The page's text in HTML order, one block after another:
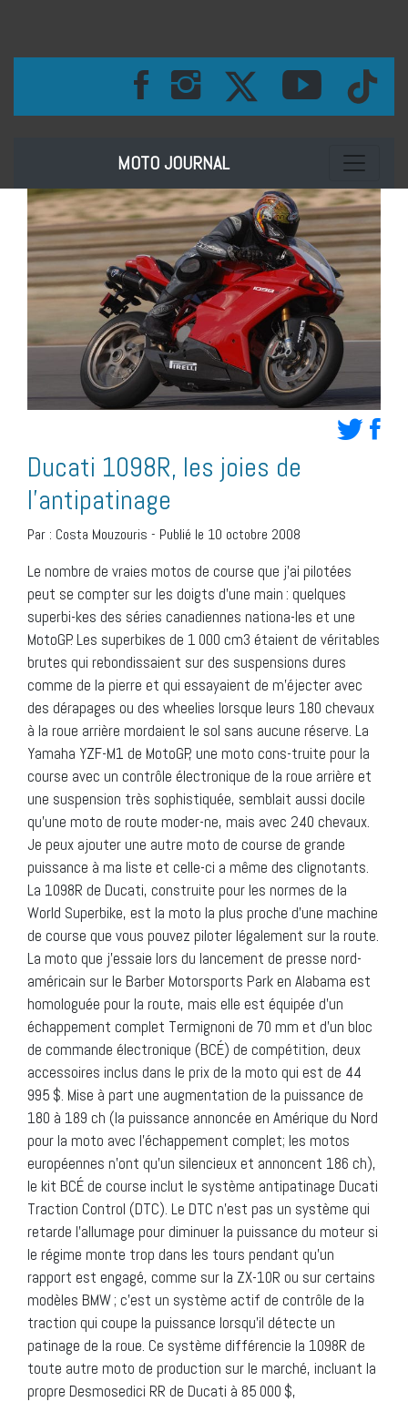
MOTO JOURNAL Toggle
Ducati 1098R, les joies de
l’antipatinage
Par : Costa Mouzouris - Publié le 10 octobre 2008
Le nombre de vraies motos de course que j’ai pilotées
peut se compter sur les doigts d’une main : quelques
superbi-kes des séries canadiennes nationa-les et une
MotoGP. Les superbikes de 1 000 cm3 étaient de véritables
brutes qui rebondissaient sur des suspensions dures
comme de la pierre et qui essayaient de m’éjecter avec
des dérapages ou des wheelies lorsque leurs 180 chevaux
à la roue arrière mordaient le sol sans aucune réserve. La
Yamaha YZF-M1 de MotoGP, une moto cons-truite pour la
course avec un contrôle électronique de la roue arrière et
une suspension très sophistiquée, semblait aussi docile
qu’une moto de route moder-ne, mais avec 240 chevaux.
Je peux ajouter une autre moto de course de grande
puissance à ma liste et celle-ci a même des clignotants.
La 1098R de Ducati, construite pour les normes de la
World Superbike, est la moto la plus proche d’une machine
de course que vous pouvez piloter légalement sur la route.
La moto que j’essaie lors du lancement de presse nord-
américain sur le Barber Motorsports Park en Alabama est
homologuée pour la route, mais elle est équipée d’un
échappement complet Termignoni de 70 mm et d’un bloc
de commande électronique (BCÉ) de compétition, deux
accessoires inclus dans le prix de la moto qui est de 44
995 $. Mise à part une augmentation de la puissance de
180 à 189 ch (la puissance annoncée en Amérique du Nord
pour la moto avec l’échappement complet; les motos
européennes n’ont qu’un silencieux et annoncent 186 ch),
le kit BCÉ de course inclut le système antipatinage Ducati
Traction Control (DTC). Le DTC n’est pas un système qui
retarde l’allumage pour diminuer la puissance du moteur si
le régime monte trop dans les tours pendant qu’un
rapport est engagé, comme sur la ZX-10R ou sur certains
modèles BMW ; c’est un système actif de contrôle de la
traction qui coupe la puissance lorsqu’il détecte un
patinage de la roue. Ce système différencie la 1098R de
toute autre moto de production sur le marché, incluant la
propre Desmosedici RR de Ducati à 85 000 $,